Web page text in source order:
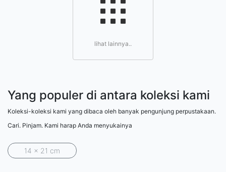
lihat lainnya..
Yang populer di antara koleksi kami
Koleksi-koleksi kami yang dibaca oleh banyak pengunjung perpustakaan.
Cari. Pinjam. Kami harap Anda menyukainya
14 x 21 cm